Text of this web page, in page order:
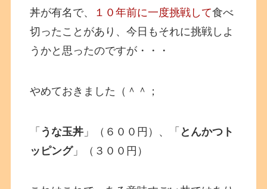
丼が有名で、
１０年前に一度挑戦して食べ
切ったことがあり、今日もそれに挑戦しよ
うかと思ったのですが・・・
やめておきました（＾＾；
「 うな玉丼 」（６００円）、「 とんかつト
ッピング」（３００円）